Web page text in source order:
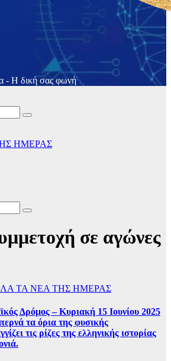
- H δική σας φωνή
ΗΜΕΡΑΣ
σε αγώνες
ΤΑ ΝΕΑ ΤΗΣ ΗΜΕΡΑΣ
Δρόμος – Κυριακή 15 Ιουνίου 2025
τα όρια της φυσικής
τις ρίζες της ελληνικής ιστορίας